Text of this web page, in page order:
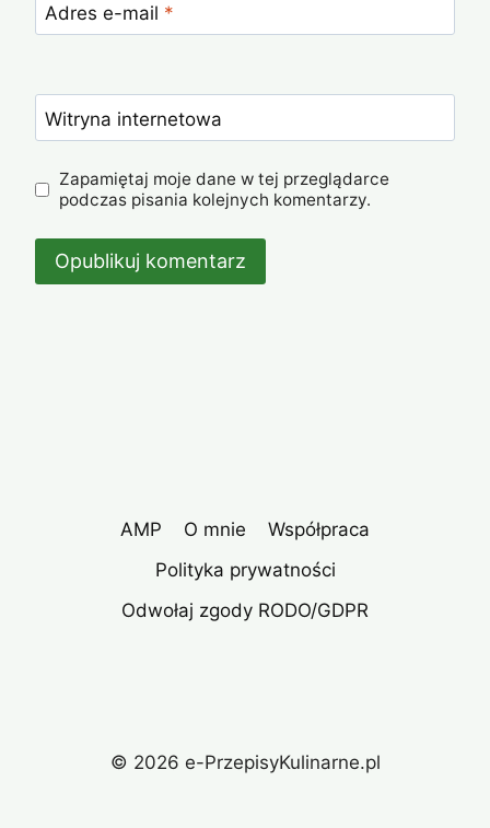
Adres e-mail *
Witryna internetowa
Zapamiętaj moje dane w tej przeglądarce
podczas pisania kolejnych komentarzy.
AMP O mnie
Współpraca
Polityka prywatności
Odwołaj zgody RODO/GDPR
© 2026 e-PrzepisyKulinarne.pl